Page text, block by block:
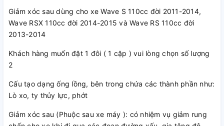
Giảm xóc sau dùng cho xe Wave S 110cc đời 2011-2014,
Wave RSX 110cc đời 2014-2015 và Wave RS 110cc đời
2013-2014
Khách hàng muốn đặt 1 đôi ( 1 cặp ) vui lòng chọn số lượng
2
Cấu tạo dạng ống lồng, bên trong chứa các thành phần như:
Lò xo, ty thủy lực, phớt
Giảm xóc sau (Phuộc sau xe máy ): có nhiệm vụ giảm rung